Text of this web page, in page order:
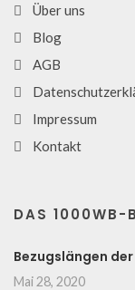
Über uns
Blog
AGB
Impressum
Kontakt
DAS 1000WB-
Bezugslängen
Mai 28, 2020